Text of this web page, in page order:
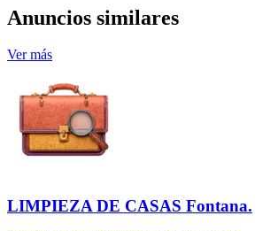
Anuncios similares
Ver más
LIMPIEZA DE CASAS Fontana.